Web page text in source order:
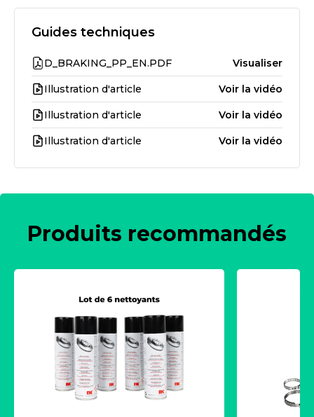
Guides techniques
D_BRAKING_PP_EN.PDF Visualiser
Illustration d'article Voir la vidéo
Illustration d'article Voir la vidéo
Illustration d'article Voir la vidéo
Produits recommandés